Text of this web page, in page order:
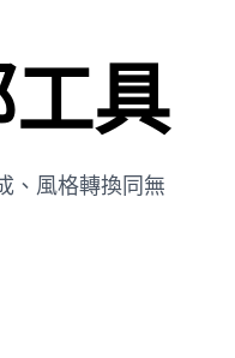
具
、風格轉換同無